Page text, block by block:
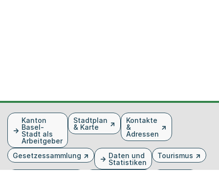
FusszeileKanton
Basel-
Stadt als
Arbeitgeber
Stadtplan
& Karte
Kontakte
&
Adressen
Gesetzessammlung
Daten und
Statistiken
Tourismus